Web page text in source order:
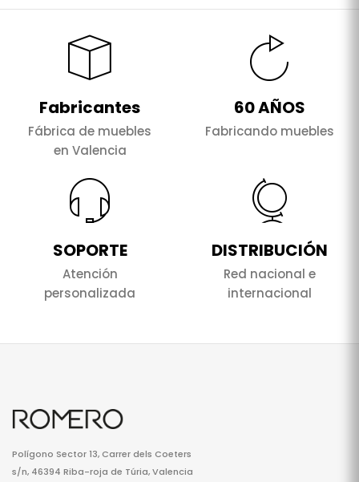
Fabricantes
Fábrica de muebles
en Valencia
60 AÑOS
Fabricando muebles
SOPORTE
Atención
personalizada
DISTRIBUCIÓN
Red nacional e
internacional
Polígono Sector 13, Carrer dels Coeters
s/n, 46394 Riba-roja de Túria, Valencia